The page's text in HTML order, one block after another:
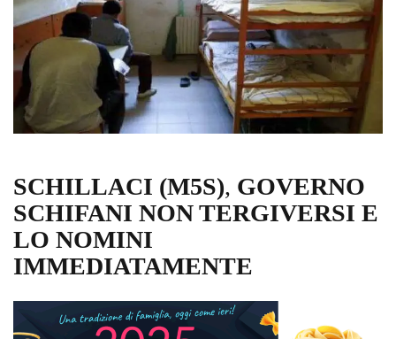
SCHILLACI (M5S), GOVERNO
SCHIFANI NON TERGIVERSI E
LO NOMINI
IMMEDIATAMENTE